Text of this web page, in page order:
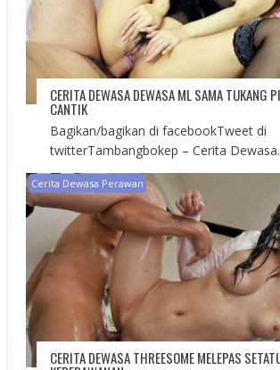
CERITA DEWASA DEWASA ML SAMA TUKANG
CANTIK
Bagikan/bagikan di facebookTweet di
twitterTambangbokep – Cerita
Cerita Dewasa Perawan
CERITA DEWASA THREESOME MELEPAS